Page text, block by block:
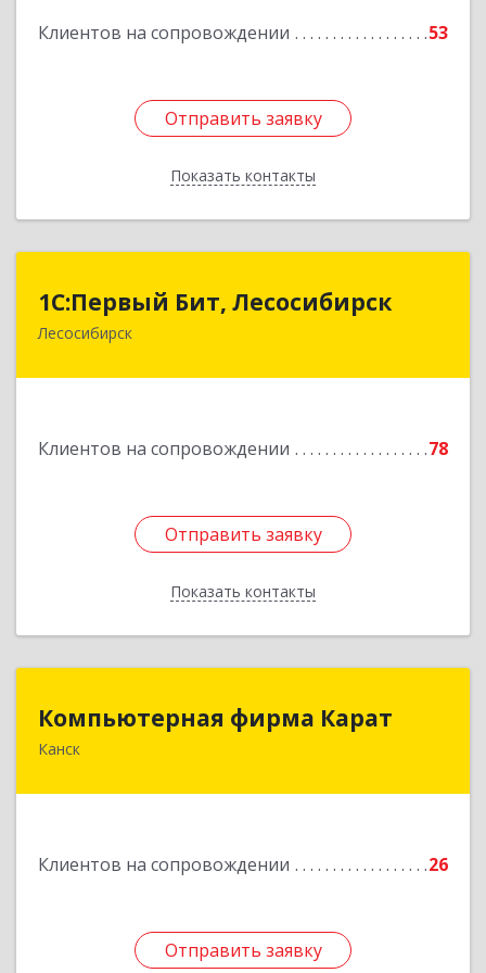
Клиентов на сопровождении 53
Отправить заявку
Показать контакты
Отправить заявку
Назад
1С:Первый Бит, Лесосибирск
Лесосибирск
Клиентов на сопровождении 78
Отправить заявку
Показать контакты
1С:Первый Бит, Лесосибирск
662544, Красноярский край, Лесосибирск г,
Отправить заявку
Назад
Компьютерная фирма Карат
Канск
Клиентов на сопровождении 26
Отправить заявку
Компьютерная фирма Карат
Отправить заявку